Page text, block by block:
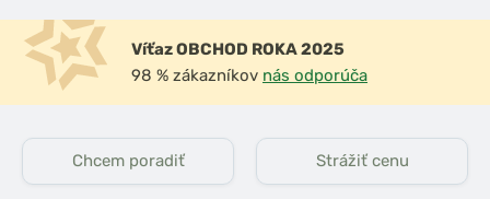
Víťaz OBCHOD ROKA 2025
98 % zákazníkov nás odporúča
Chcem poradiť Strážiť cenu